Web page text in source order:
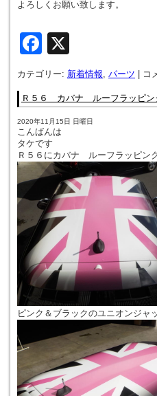
よろしくお願い致します。
Facebook
カテゴリー: 新着情報 パーツ | コ
Ｒ５６ カバナ ルーフラッピン
2020年11月15日 日曜日
こんばんは
タケです
Ｒ５６にカバナ ルーフラッピン
ピンク＆ブラックのユニオンジャ